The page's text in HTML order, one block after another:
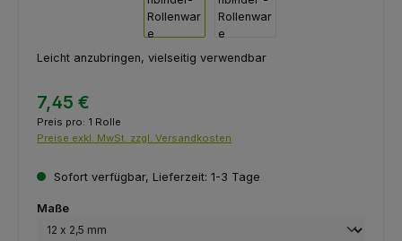
Leicht anzubringen, vielseitig verwendbar
7,45 €
Preis pro: 1 Rolle
Preise exkl. MwSt. zzgl. Versandkosten
Sofort verfügbar, Lieferzeit: 1-3 Tage
Maßeauswählen